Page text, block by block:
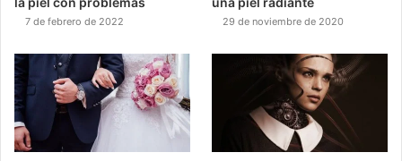
7 de febrero de 2022 29 de noviembre de 2020